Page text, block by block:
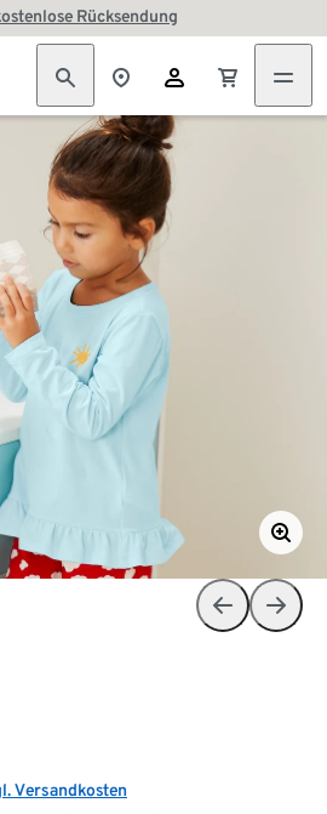
Rücksendung
Versandkosten